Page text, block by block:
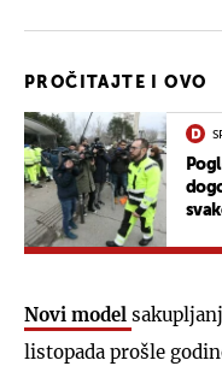
PROČITAJTE I OVO
Novi model
listopada prošle